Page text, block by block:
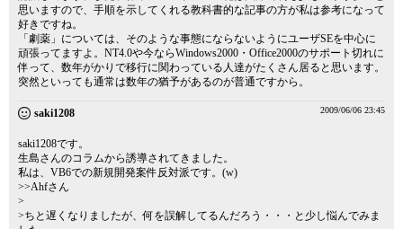
思いますので、手順を示してくれる教科書的な記事の方が私は参考になって
好きですね。
「劇薬」については、そのような事態にならないようにユーザSEを中心に
頑張ってますよ。NT4.0や今ならWindows2000・Office2000のサポート切れに
伴って、数年がかりで移行に関わっている人達がたくさん居ると思います。
突然といっても通常は数年の猶予があるのが普通ですから。
saki1208 2009/06/06 23:45
saki1208です。
生島さんのコラムから誘導されてきました。
私は、VB6での新規開発案件反対派です。(w)
>>Ahfさん
>
>ちと遅くなりましたが、何を誤解してるんだろう・・・と少し悩んでみま